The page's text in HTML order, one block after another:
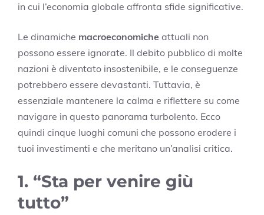
in cui l’economia globale affronta sfide significative.
Le dinamiche macroeconomiche attuali non
possono essere ignorate. Il debito pubblico di molte
nazioni è diventato insostenibile, e le conseguenze
potrebbero essere devastanti. Tuttavia, è
essenziale mantenere la calma e riflettere su come
navigare in questo panorama turbolento. Ecco
quindi cinque luoghi comuni che possono erodere i
tuoi investimenti e che meritano un’analisi critica.
1. “Sta per venire giù
tutto”